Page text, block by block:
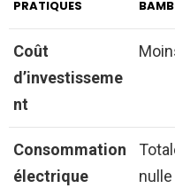
PRATIQUES
Coût
d’investisseme
nt
Consommation
électrique